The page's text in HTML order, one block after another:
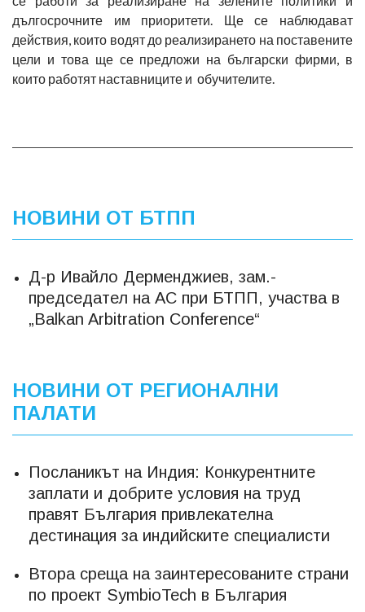
дългосрочните им приоритети. Ще се наблюдават
действия, които водят до реализирането на поставените
цели и това ще се предложи на български фирми, в
които работят наставниците и обучителите.
НОВИНИ ОТ БТПП
Д-р Ивайло Дерменджиев, зам.-
председател на АС при БТПП, участва в
„Balkan Arbitration Conference“
НОВИНИ ОТ РЕГИОНАЛНИ
ПАЛАТИ
Посланикът на Индия: Конкурентните
заплати и добрите условия на труд
правят България привлекателна
дестинация за индийските специалисти
Втора среща на заинтересованите страни
по проект SymbioTech в България